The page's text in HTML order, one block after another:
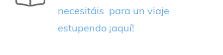
necesitáis para un viaje
estupendo ¡aquí!